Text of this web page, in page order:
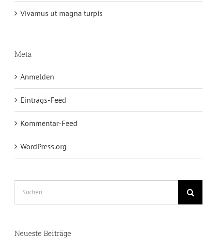
Vivamus ut magna turpis
Meta
Anmelden
Eintrags-Feed
Kommentar-Feed
WordPress.org
Neueste Beiträge